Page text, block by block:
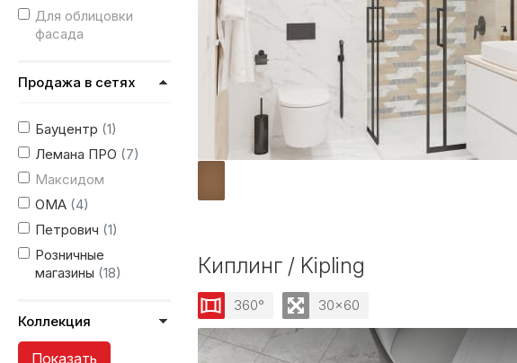
Киплинг / Kipling
360° 30x60
Для облицовки
фасада
Продажа в сетях
Бауцентр (1)
Лемана ПРО (7)
Максидом
ОМА (4)
Петрович (1)
Розничные
магазины (18)
Коллекция